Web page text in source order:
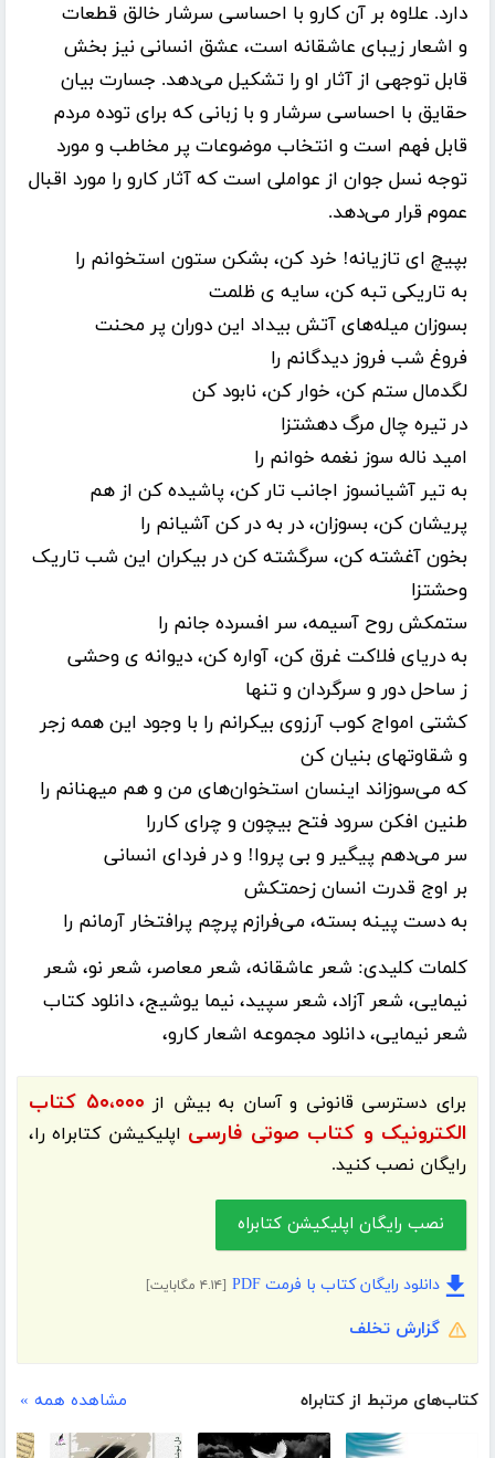
دارد. علاوه بر آن کارو با احساسی سرشار خالق قطعات
و اشعار زیبای عاشقانه است، عشق انسانی نیز بخش
قابل توجهی از آثار او را تشکیل می‌دهد. جسارت بیان
حقایق با احساسی سرشار و با زبانی که برای توده مردم
قابل فهم است و انتخاب موضوعات پر مخاطب و مورد
توجه نسل جوان از عواملی است که آثار کارو را مورد اقبال
عموم قرار می‌دهد.
بپیچ ای تازیانه! خرد کن، بشکن ستون استخوانم را
به تاریکی تبه کن، سایه ی ظلمت
بسوزان میله‌های آتش بیداد این دوران پر محنت
فروغ شب فروز دیدگانم را
لگدمال ستم کن، خوار کن، نابود کن
در تیره چال مرگ دهشتزا
امید ناله سوز نغمه خوانم را
به تیر آشیانسوز اجانب تار کن، پاشیده کن از هم
پریشان کن، بسوزان، در به در کن آشیانم را
بخون آغشته کن، سرگشته کن در بیکران این شب تاریک
وحشتزا
ستمکش روح آسیمه، سر افسرده جانم را
به دریای فلاکت غرق کن، آواره کن، دیوانه ی وحشی
ز ساحل دور و سرگردان و تنها
کشتی امواج کوب آرزوی بیکرانم را با وجود این همه زجر
و شقاوتهای بنیان کن
که می‌سوزاند اینسان استخوان‌های من و هم میهنانم را
طنین افکن سرود فتح بیچون و چرای کاررا
سر می‌دهم پیگیر و بی پروا! و در فردای انسانی
بر اوج قدرت انسان زحمتکش
به دست پینه بسته، می‌فرازم پرچم پرافتخار آرمانم را
کلمات کلیدی: شعر عاشقانه، شعر معاصر، شعر نو، شعر
نیمایی، شعر آزاد، شعر سپید، نیما یوشیج، دانلود کتاب
شعر نیمایی، دانلود مجموعه اشعار کارو،
برای دسترسی قانونی و آسان به بیش از
۵۰،۰۰۰ کتاب
الکترونیک و کتاب صوتی فارسی اپلیکیشنکتابراهرا،
رایگان نصب کنید.
نصب رایگان اپلیکیشن کتابراه
دانلود رایگان کتاب با فرمت PDF [۴.۱۴ مگابایت]
گزارش تخلف
کتاب‌های مرتبط از کتابراه مشاهده همه »